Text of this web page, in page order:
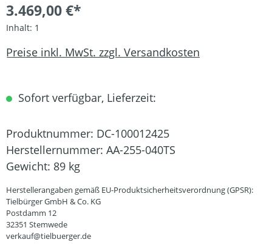
3.469,00 €*
Inhalt: 1
Preise inkl. MwSt. zzgl. Versandkosten
Sofort verfügbar, Lieferzeit:
Produktnummer: DC-100012425
Herstellernummer: AA-255-040TS
Gewicht: 89 kg
Herstellerangaben gemäß EU-Produktsicherheitsverordnung (GPSR):
Tielbürger GmbH & Co. KG
Postdamm 12
32351 Stemwede
verkauf@tielbuerger.de